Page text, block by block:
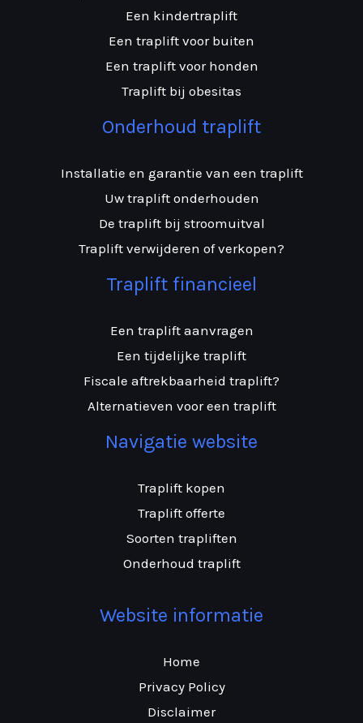
Een kindertraplift
Een traplift voor buiten
Een traplift voor honden
Traplift bij obesitas
Onderhoud traplift
Installatie en garantie van een traplift
Uw traplift onderhouden
De traplift bij stroomuitval
Traplift verwijderen of verkopen?
Traplift financieel
Een traplift aanvragen
Een tijdelijke traplift
Fiscale aftrekbaarheid traplift?
Alternatieven voor een traplift
Navigatie website
Traplift kopen
Traplift offerte
Soorten trapliften
Onderhoud traplift
Website informatie
Home
Privacy Policy
Disclaimer